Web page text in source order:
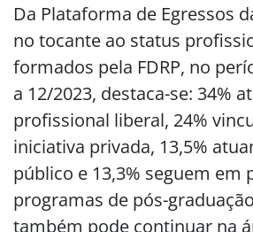
Da Plataforma de Egressos
no tocante ao status
formados pela FDRP, no
a 12/2023, destaca-se: 34%
profissional liberal, 24%
iniciativa privada, 13,5%
público e 13,3% seguem em
programas de pós-
também pode continuar na